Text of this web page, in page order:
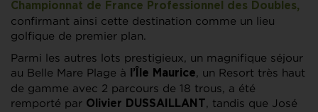
Championnat de France Professionnel des Doubles,
confirmant ainsi cette destination comme un lieu
golfique de premier plan.
Parmi les autres lots prestigieux, un magnifique séjour
au Belle Mare Plage à
l’Île Maurice, un Resort très haut
de gamme avec 2 parcours de 18 trous, a été
remporté par Olivier DUSSAILLANT , tandis que José